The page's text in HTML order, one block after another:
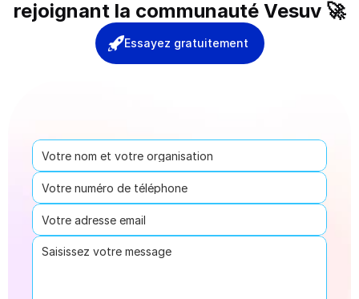
rejoignant la communauté Vesuv 🚀
Essayez gratuitement